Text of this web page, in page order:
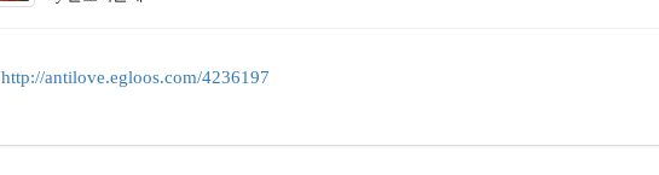
http://antilove.egloos.com/4236197